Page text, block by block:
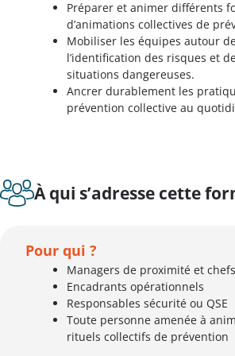
Préparer et animer différents
d’animations collectives de
Mobiliser les équipes autour
l’identification des risques et
situations dangereuses.
Ancrer durablement les
prévention collective au
À qui s’adresse cette
Pour qui ?
Managers de proximité et
Encadrants opérationnels
Responsables sécurité ou QSE
Toute personne amenée à
rituels collectifs de prévention